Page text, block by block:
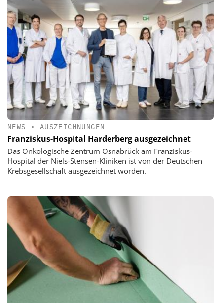
NEWS • AUSZEICHNUNGEN
Franziskus-Hospital Harderberg ausgezeichnet
Das Onkologische Zentrum Osnabrück am Franziskus-
Hospital der Niels-Stensen-Kliniken ist von der Deutschen
Krebsgesellschaft ausgezeichnet worden.